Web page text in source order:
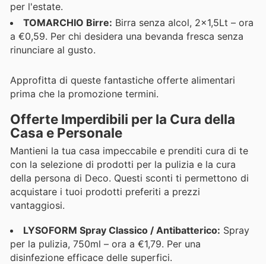
per l'estate.
TOMARCHIO Birre: Birra senza alcol, 2x1,5Lt – ora
a €0,59. Per chi desidera una bevanda fresca senza
rinunciare al gusto.
Approfitta di queste fantastiche offerte alimentari
prima che la promozione termini.
Offerte Imperdibili per la Cura della
Casa e Personale
Mantieni la tua casa impeccabile e prenditi cura di te
con la selezione di prodotti per la pulizia e la cura
della persona di Deco. Questi sconti ti permettono di
acquistare i tuoi prodotti preferiti a prezzi
vantaggiosi.
LYSOFORM Spray Classico / Antibatterico: Spray
per la pulizia, 750ml – ora a €1,79. Per una
disinfezione efficace delle superfici.